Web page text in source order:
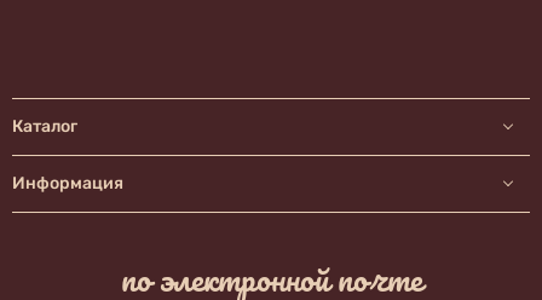
Каталог
Информация
по электронной почте